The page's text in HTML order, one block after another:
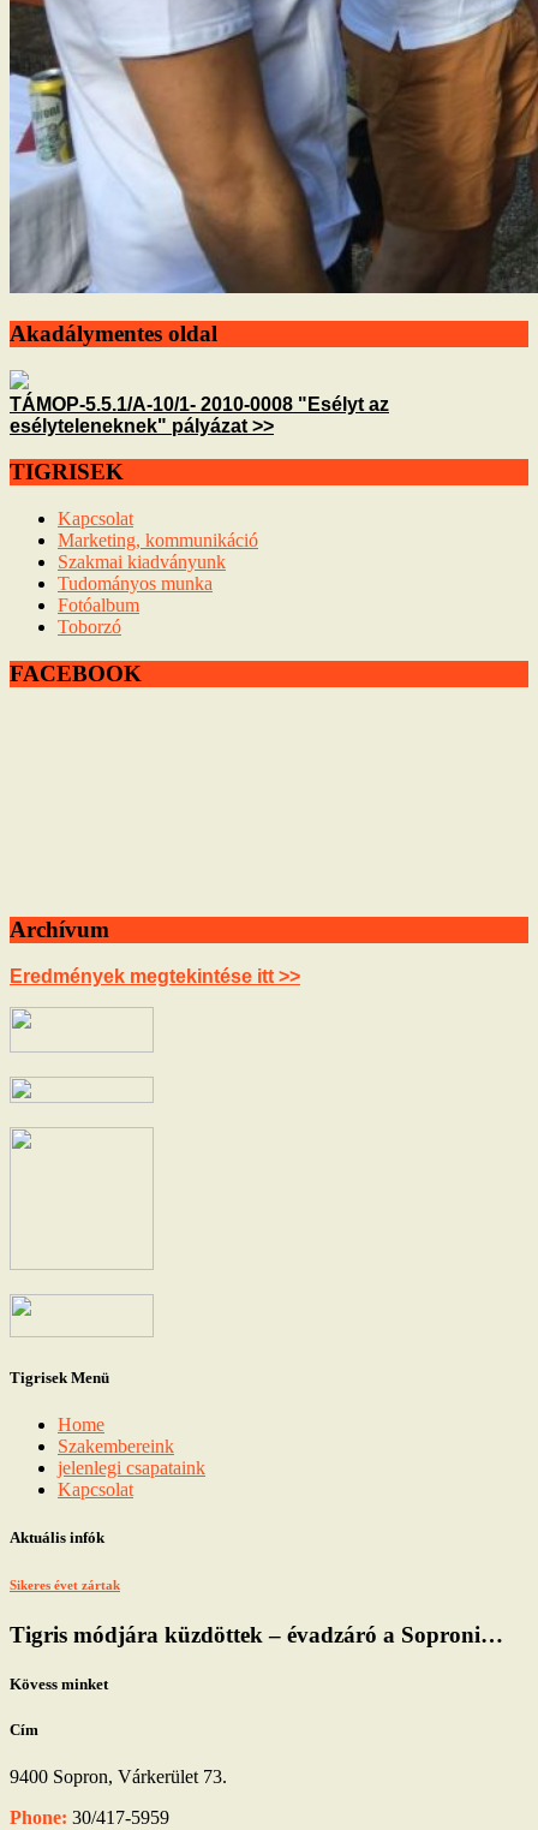
Akadálymentes oldal
TÁMOP-5.5.1/A-10/1- 2010-0008 "Esélyt az
esélyteleneknek" pályázat >>
TIGRISEK
Kapcsolat
Marketing, kommunikáció
Szakmai kiadványunk
Tudományos munka
Fotóalbum
Toborzó
FACEBOOK
Archívum
Eredmények megtekintése itt >>
Tigrisek Menü
Home
Szakembereink
jelenlegi csapataink
Kapcsolat
Aktuális infók
Sikeres évet zártak
Tigris módjára küzdöttek – évadzáró a Soproni…
Kövess minket
Cím
9400 Sopron, Várkerület 73.
Phone: 30/417-5959